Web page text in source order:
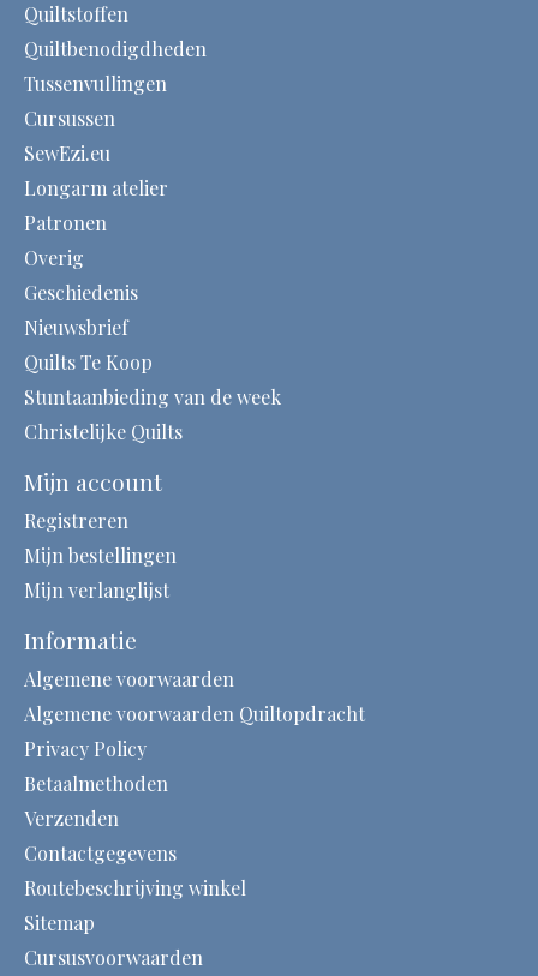
Quiltstoffen
Quiltbenodigdheden
Tussenvullingen
Cursussen
SewEzi.eu
Longarm atelier
Patronen
Overig
Geschiedenis
Nieuwsbrief
Quilts Te Koop
Stuntaanbieding van de week
Christelijke Quilts
Mijn account
Registreren
Mijn bestellingen
Mijn verlanglijst
Informatie
Algemene voorwaarden
Algemene voorwaarden Quiltopdracht
Privacy Policy
Betaalmethoden
Verzenden
Contactgegevens
Routebeschrijving winkel
Sitemap
Cursusvoorwaarden